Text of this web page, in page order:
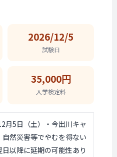
2026/12/5
試験日
35,000円
入学検定料
月5日（土）・今出川キャ
自然災害等でやむを得ない
以降に延期の可能性あり